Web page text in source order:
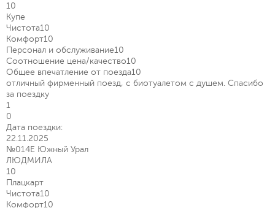
10
Купе
Чистота10
Комфорт10
Персонал и обслуживание10
Соотношение цена/качество10
Общее впечатление от поезда10
отличный фирменный поезд, с биотуалетом с душем. Спасибо
за поездку
1
0
Дата поездки:
22.11.2025
№014Е Южный Урал
ЛЮДМИЛА
10
Плацкарт
Чистота10
Комфорт10